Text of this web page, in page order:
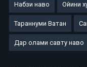
Набзи наво Ойини
Тараннуми Ватан
Дар олами савту наво